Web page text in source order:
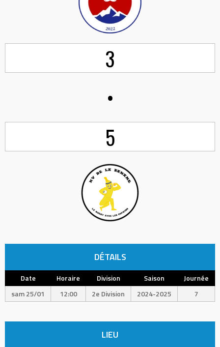
3
•
5
DÉTAILS
Date Horaire Division Saison
Journée
sam 25/01
12:00 2e Division 2024-2025 7
LIEU